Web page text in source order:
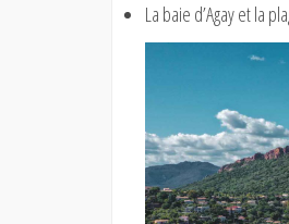
La baie d’Agay et la